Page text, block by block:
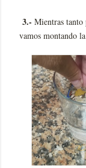
3.- Mientras tanto
vamos montando